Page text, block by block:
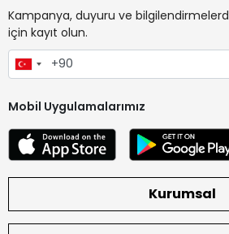
Kampanya, duyuru ve
için kayıt olun.
Mobil Uygulamalarımız
Kurumsal